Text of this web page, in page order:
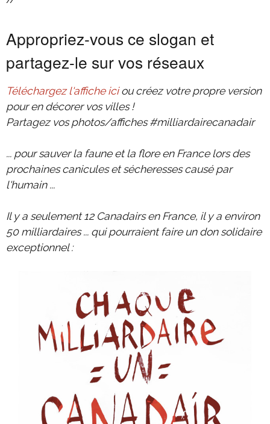
Appropriez-vous ce slogan et
partagez-le sur vos réseaux
Téléchargez l'affiche iciou créez votre propre version
pour en décorer vos villes !
Partagez vos photos/affiches #milliardairecanadair
... pour sauver la faune et la flore en France lors des
prochaines canicules et sécheresses causé par
l'humain ...
Il y a seulement 12 Canadairs en France, il y a environ
50 milliardaires ... qui pourraient faire un don solidaire
exceptionnel :